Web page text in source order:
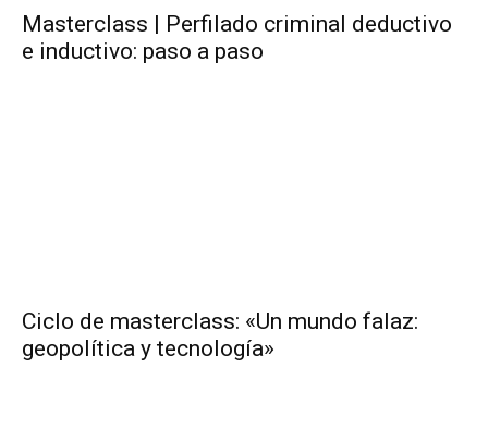
Masterclass | Perfilado criminal deductivo
e inductivo: paso a paso
Ciclo de masterclass: «Un mundo falaz:
geopolítica y tecnología»